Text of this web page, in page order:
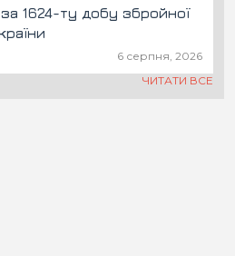
1624-ту добу збройної
6 серпня, 2026
ЧИТАТИ ВСЕ